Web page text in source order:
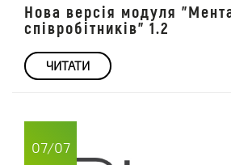
Нова версія модуля
співробітників" 1.2
ЧИТАТИ
07/07